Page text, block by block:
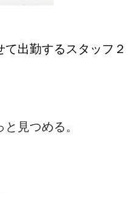
出勤するスタッフ２
見つめる。